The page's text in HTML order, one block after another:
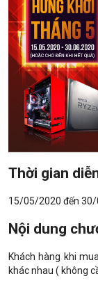
Thời gian
15/05/2020 đến 30/
Nội dung
Khách hàng khi
khác nhau ( không